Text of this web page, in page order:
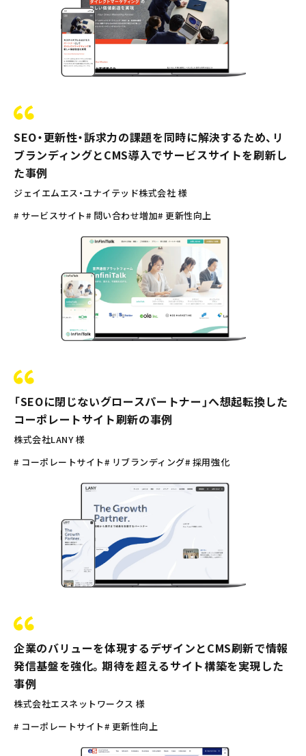
SEO・更新性・訴求力の課題を同時に解決するため、リ
ブランディングとCMS導入でサービスサイトを刷新し
た事例
ジェイエムエス・ユナイテッド株式会社 様
# サービスサイト# 問い合わせ増加# 更新性向上
「SEOに閉じないグロースパートナー」へ想起転換した
コーポレートサイト刷新の事例
株式会社LANY 様
# コーポレートサイト# リブランディング# 採用強化
企業のバリューを体現するデザインとCMS刷新で情報
発信基盤を強化。期待を超えるサイト構築を実現した
事例
株式会社エスネットワークス 様
# コーポレートサイト# 更新性向上